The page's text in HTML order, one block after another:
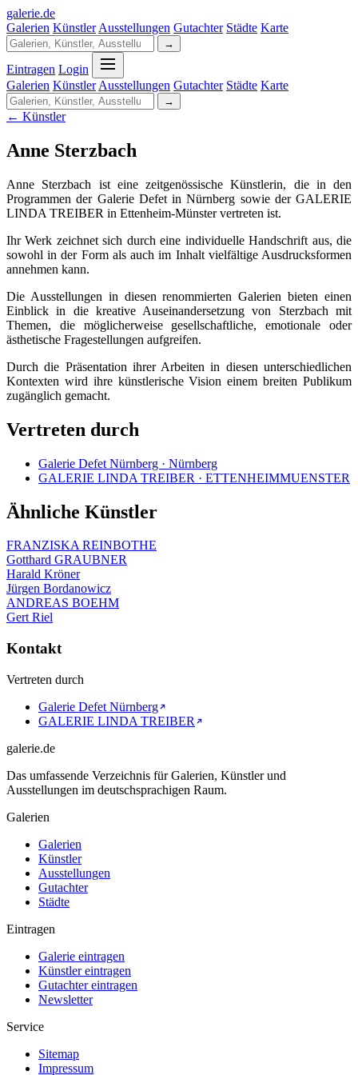
galerie.de
Galerien Künstler Ausstellungen Gutachter Städte Karte
→
Eintragen Login
Galerien Künstler Ausstellungen Gutachter Städte Karte
→
← Künstler
Anne Sterzbach
Anne Sterzbach ist eine zeitgenössische Künstlerin, die in den
Programmen der Galerie Defet in Nürnberg sowie der GALERIE
LINDA TREIBER in Ettenheim-Münster vertreten ist.
Ihr Werk zeichnet sich durch eine individuelle Handschrift aus, die
sowohl in der Form als auch im Inhalt vielfältige Ausdrucksformen
annehmen kann.
Die Ausstellungen in diesen renommierten Galerien bieten einen
Einblick in die kreative Auseinandersetzung von Sterzbach mit
Themen, die möglicherweise gesellschaftliche, emotionale oder
ästhetische Fragestellungen aufgreifen.
Durch die Präsentation ihrer Arbeiten in diesen unterschiedlichen
Kontexten wird ihre künstlerische Vision einem breiten Publikum
zugänglich gemacht.
Vertreten durch
Galerie Defet Nürnberg · Nürnberg
GALERIE LINDA TREIBER · ETTENHEIMMUENSTER
Ähnliche Künstler
FRANZISKA REINBOTHE
Gotthard GRAUBNER
Harald Kröner
Jürgen Bordanowicz
ANDREAS BOEHM
Gert Riel
Kontakt
Vertreten durch
Galerie Defet Nürnberg
GALERIE LINDA TREIBER
galerie.de
Das umfassende Verzeichnis für Galerien, Künstler und
Ausstellungen im deutschsprachigen Raum.
Galerien
Galerien
Künstler
Ausstellungen
Gutachter
Städte
Eintragen
Galerie eintragen
Künstler eintragen
Gutachter eintragen
Newsletter
Service
Sitemap
Impressum